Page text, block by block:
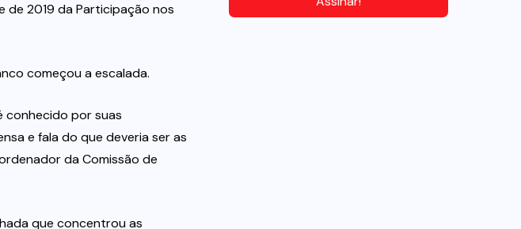
de 2019 da Participação nos
começou a escalada.
conhecido por suas
e fala do que deveria ser as
da Comissão de
que concentrou as